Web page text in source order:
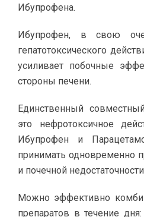
Ибупрофена.
Ибупрофен, в свою
гепатотоксического
усиливает побочные
стороны печени.
Единственный
это нефротоксичное
Ибупрофен и
принимать одновременно
и почечной
Можно эффективно
препаратов в течение